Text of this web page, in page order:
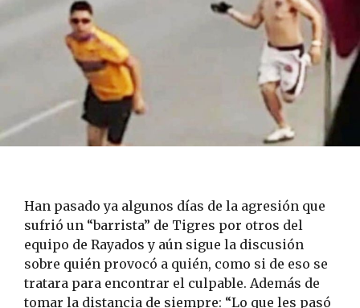
Han pasado ya algunos días de la agresión que
sufrió un “barrista” de Tigres por otros del
equipo de Rayados y aún sigue la discusión
sobre quién provocó a quién, como si de eso se
tratara para encontrar el culpable. Además de
tomar la distancia de siempre: “Lo que les pasó